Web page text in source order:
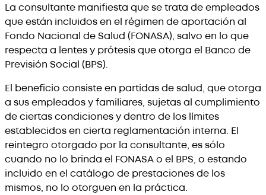
La consultante manifiesta que se trata de empleados
que están incluidos en el régimen de aportación al
Fondo Nacional de Salud (FONASA), salvo en lo que
respecta a lentes y prótesis que otorga el Banco de
Previsión Social (BPS).
El beneficio consiste en partidas de salud, que otorga
a sus empleados y familiares, sujetas al cumplimiento
de ciertas condiciones y dentro de los límites
establecidos en cierta reglamentación interna. El
reintegro otorgado por la consultante, es sólo
cuando no lo brinda el FONASA o el BPS, o estando
incluido en el catálogo de prestaciones de los
mismos, no lo otorguen en la práctica.